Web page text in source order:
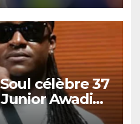
célèbre 37
Awadi